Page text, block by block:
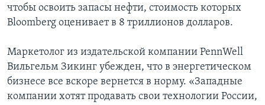
чтобы освоить запасы нефти, стоимость которых
Bloomberg оценивает в 8 триллионов долларов.
Маркетолог из издательской компании PennWell
Вильгельм Зикинг убежден, что в энергетическом
бизнесе все вскоре вернется в норму. «Западные
компании хотят продавать свои технологии России,